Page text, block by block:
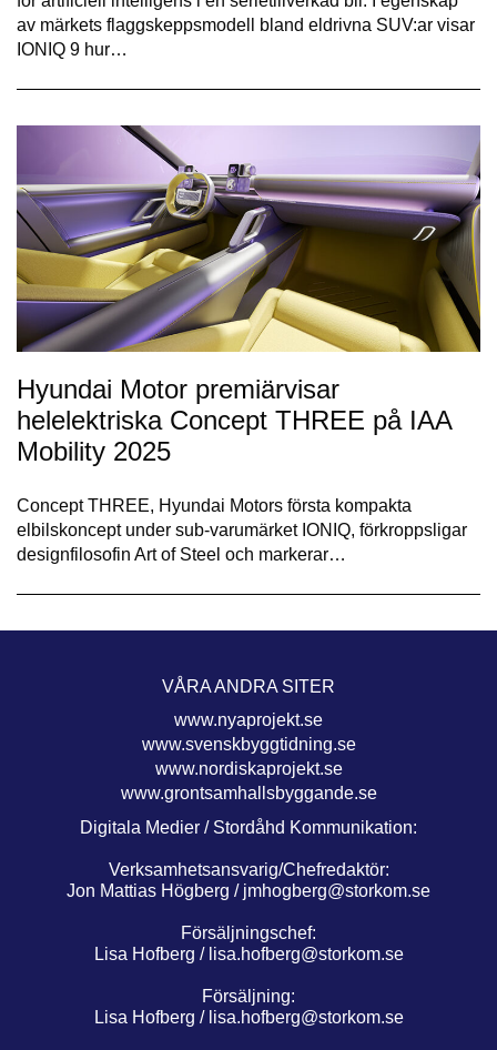
av märkets flaggskeppsmodell bland eldrivna SUV:ar visar
IONIQ 9 hur…
Hyundai Motor premiärvisar
helelektriska Concept THREE på IAA
Mobility 2025
Concept THREE, Hyundai Motors första kompakta
elbilskoncept under sub-varumärket IONIQ, förkroppsligar
designfilosofin Art of Steel och markerar…
VÅRA ANDRA SITER
www.nyaprojekt.se
www.svenskbyggtidning.se
www.nordiskaprojekt.se
www.grontsamhallsbyggande.se
Digitala Medier / Stordåhd Kommunikation:
Verksamhetsansvarig/Chefredaktör:
Jon Mattias Högberg / jmhogberg@storkom.se
Försäljningschef:
Lisa Hofberg / lisa.hofberg@storkom.se
Försäljning:
Lisa Hofberg / lisa.hofberg@storkom.se